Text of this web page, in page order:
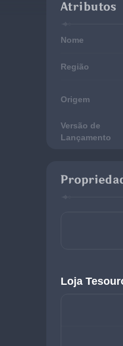
Atributos
Nome
Região
Origem
Versão de
Lançamento
Loja